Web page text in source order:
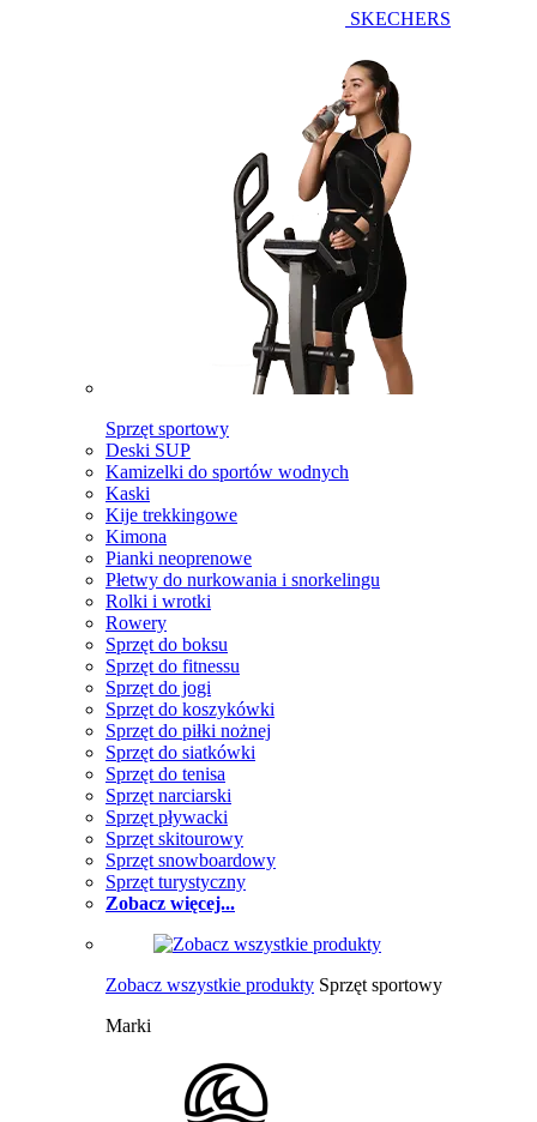
SKECHERS
Sprzęt sportowy
Deski SUP
Kamizelki do sportów wodnych
Kaski
Kije trekkingowe
Kimona
Pianki neoprenowe
Płetwy do nurkowania i snorkelingu
Rolki i wrotki
Rowery
Sprzęt do boksu
Sprzęt do fitnessu
Sprzęt do jogi
Sprzęt do koszykówki
Sprzęt do piłki nożnej
Sprzęt do siatkówki
Sprzęt do tenisa
Sprzęt narciarski
Sprzęt pływacki
Sprzęt skitourowy
Sprzęt snowboardowy
Sprzęt turystyczny
Zobacz więcej...
Zobacz wszystkie produkty Sprzęt sportowy
Marki